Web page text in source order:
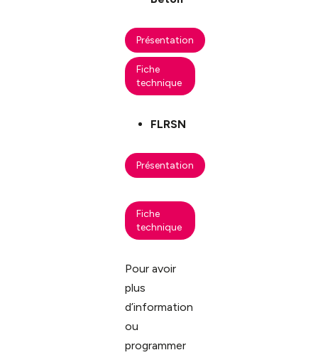
Présentation
Fiche
technique
FLRSN
Présentation
Fiche
technique
Pour avoir
plus
d’information
ou
programmer